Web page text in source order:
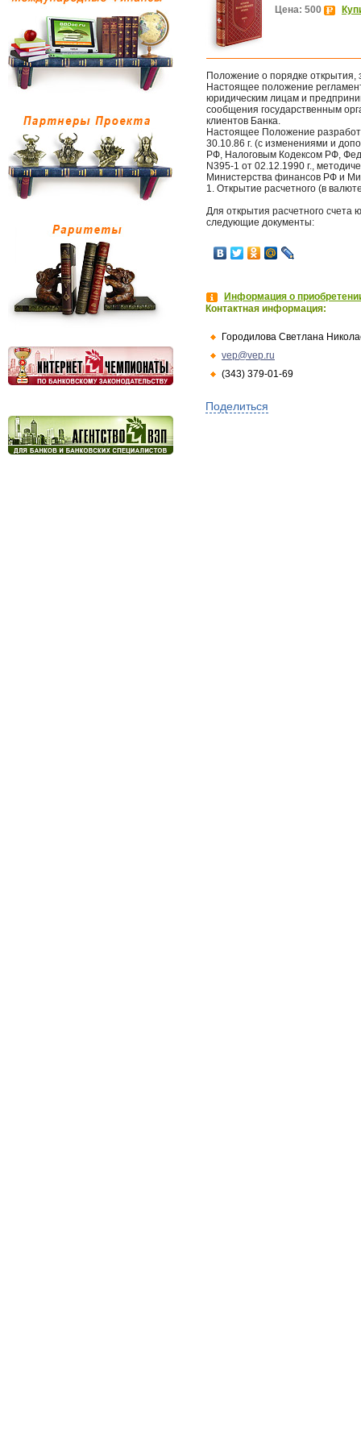
Цена: 500
Положение о порядке
Настоящее положение
юридическим лицам и
сообщения государственным
клиентов Банка.
Настоящее Положение
30.10.86 г. (с изменениями и
РФ, Налоговым Кодексом РФ,
N395-1 от 02.12.1990 г.,
Министерства финансов РФ и
1. Открытие расчетного (в
Для открытия расчетного счета
следующие документы:
Информация о
Контактная информация:
Городилова Светлана
vep@vep.ru
(343) 379-01-69
Поделиться